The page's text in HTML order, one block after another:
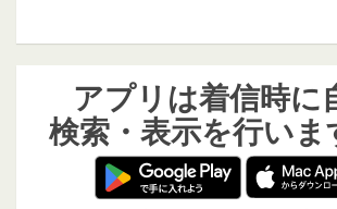
アプリは着信時に
検索・表示を行いま